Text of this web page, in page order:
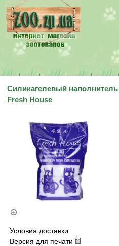
Силикагелевый
Fresh House
Условия доставки
Версия для печати